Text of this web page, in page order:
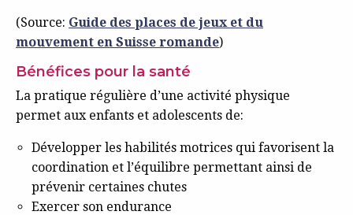
(Source: Guide des places de jeux et du
mouvement en Suisse romande)
Bénéfices pour la santé
La pratique régulière d’une activité physique
permet aux enfants et adolescents de:
Développer les habilités motrices qui favorisent la
coordination et l’équilibre permettant ainsi de
prévenir certaines chutes
Exercer son endurance